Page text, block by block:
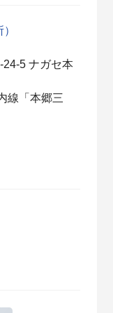
5 ナガセ本
線「本郷三